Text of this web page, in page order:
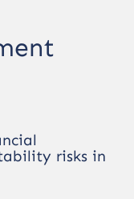
risks in